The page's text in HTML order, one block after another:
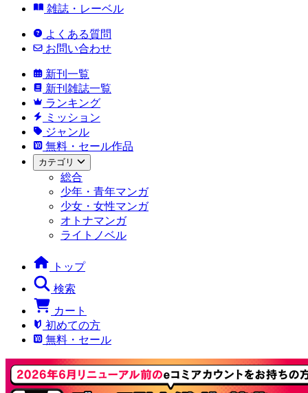
雑誌・レーベル
よくある質問
お問い合わせ
新刊一覧
新刊雑誌一覧
ランキング
ミッション
ジャンル
無料・セール作品
カテゴリ
総合
少年・青年マンガ
少女・女性マンガ
オトナマンガ
ライトノベル
トップ
検索
カート
初めての方
無料・セール